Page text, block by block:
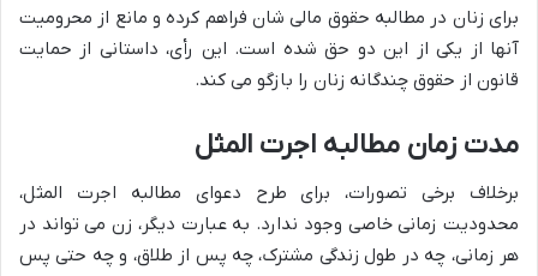
برای زنان در مطالبه حقوق مالی شان فراهم کرده و مانع از محرومیت
آنها از یکی از این دو حق شده است. این رأی، داستانی از حمایت
قانون از حقوق چندگانه زنان را بازگو می کند.
مدت زمان مطالبه اجرت المثل
برخلاف برخی تصورات، برای طرح دعوای مطالبه اجرت المثل،
محدودیت زمانی خاصی وجود ندارد. به عبارت دیگر، زن می تواند در
هر زمانی، چه در طول زندگی مشترک، چه پس از طلاق، و چه حتی پس